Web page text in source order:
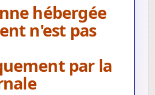
hébergée
n'est pas
par la